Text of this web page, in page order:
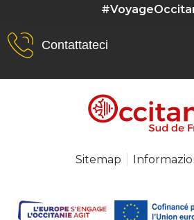
Contattateci
Sitemap